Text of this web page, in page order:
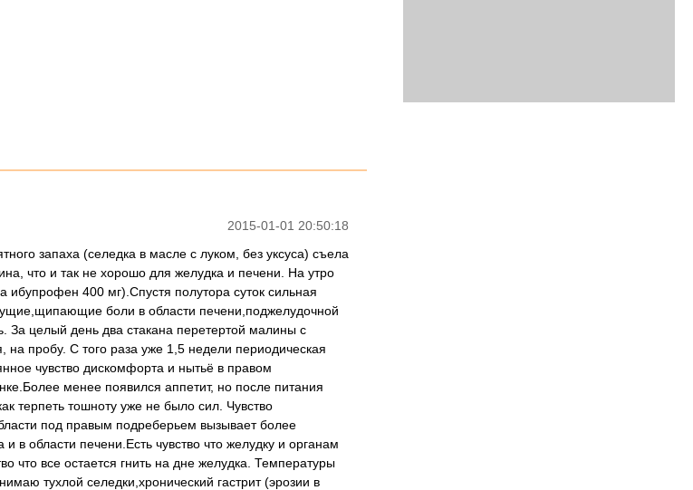
2015-01-01 20:50:18
запаха (селедка в масле с луком, без уксуса) съела
что и так не хорошо для желудка и печени. На утро
ибупрофен 400 мг).Спустя полутора суток сильная
боли в области печени,поджелудочной
целый день два стакана перетертой малины с
на пробу. С того раза уже 1,5 недели периодическая
чувство дискомфорта и нытьё в правом
менее появился аппетит, но после питания
терпеть тошноту уже не было сил. Чувство
под правым подреберьем вызывает более
в области печени.Есть чувство что желудку и органам
что все остается гнить на дне желудка. Температуры
тухлой селедки,хронический гастрит (эрозии в